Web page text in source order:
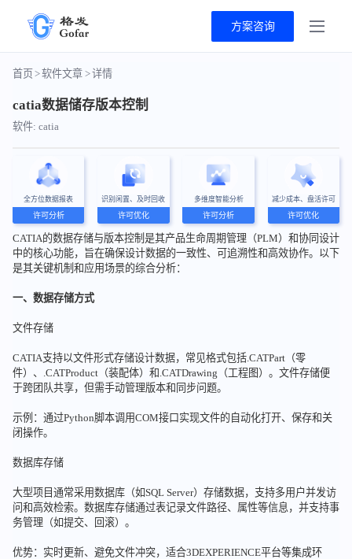
方案咨询
首页>软件文章 >详情
catia数据储存版本控制
软件: catia
全方位数据报表
许可分析
识别闲置、及时回收
许可优化
多维度智能分析
许可分析
减少成本、盘活许可
许可优化
CATIA的数据存储与版本控制是其产品生命周期管理（PLM）和协同设计
中的核心功能，旨在确保设计数据的一致性、可追溯性和高效协作。以下
是其关键机制和应用场景的综合分析：
一、数据存储方式
文件存储
CATIA支持以文件形式存储设计数据，常见格式包括.CATPart（零
件）、.CATProduct（装配体）和.CATDrawing（工程图）。文件存储便
于跨团队共享，但需手动管理版本和同步问题。
示例：通过Python脚本调用COM接口实现文件的自动化打开、保存和关
闭操作。
数据库存储
大型项目通常采用数据库（如SQL Server）存储数据，支持多用户并发访
问和高效检索。数据库存储通过表记录文件路径、属性等信息，并支持事
务管理（如提交、回滚）。
优势：实时更新、避免文件冲突，适合3DEXPERIENCE平台等集成环